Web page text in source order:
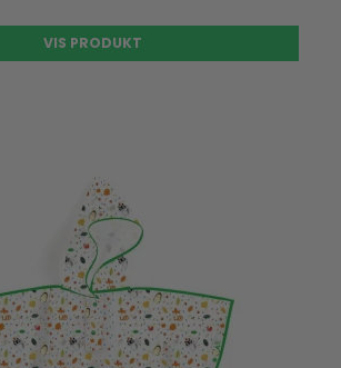
VIS PRODUKT